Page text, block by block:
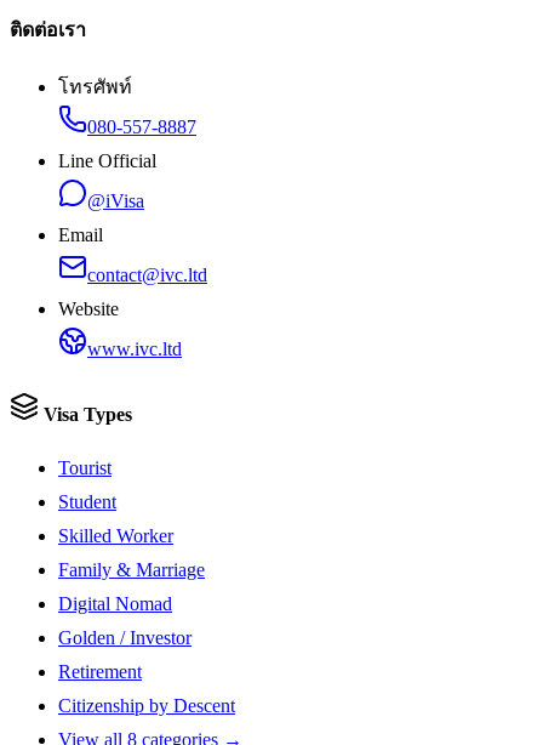
ติดต่อเรา
โทรศัพท์
080-557-8887
Line Official
@iVisa
Email
contact@ivc.ltd
Website
www.ivc.ltd
Visa Types
Tourist
Student
Skilled Worker
Family & Marriage
Digital Nomad
Golden / Investor
Retirement
Citizenship by Descent
View all 8 categories →